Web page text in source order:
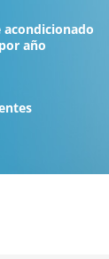
acondicionado
año